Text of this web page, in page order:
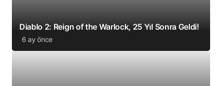
Diablo 2: Reign of the Warlock, 25 Yıl Sonra Geldi!
6 ay önce